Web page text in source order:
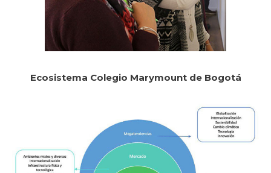
Ecosistema Colegio Marymount de Bogotá